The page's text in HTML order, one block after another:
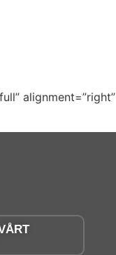
alignment=”right”